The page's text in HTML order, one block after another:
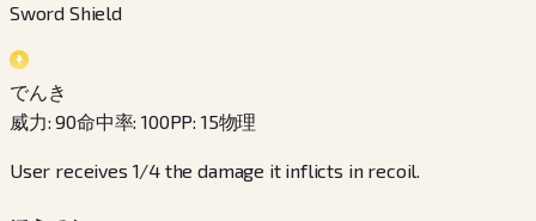
Sword Shield
でんき
威力:90命中率:100PP: 15物理
User receives 1/4 the damage it inflicts in recoil.